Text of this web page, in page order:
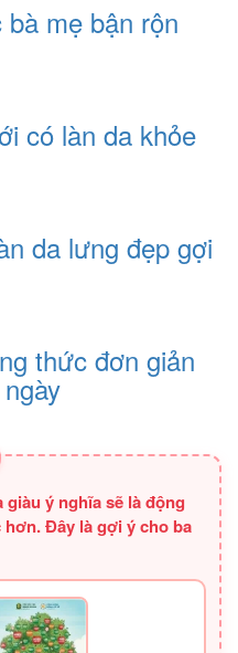
mẹ bận rộn
có làn da khỏe
da lưng đẹp gợi
thức đơn giản
ý nghĩa sẽ là động
Đây là gợi ý cho ba